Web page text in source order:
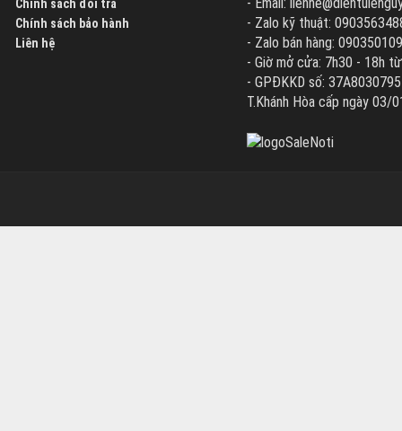
Chính sách đổi trả
Chính sách bảo hành
Liên hệ
- Zalo kỹ thuật:
- Zalo bán hàng:
- Giờ mở cửa: 7h30 - 18h
- GPĐKKD số:
T.Khánh Hòa cấp ngày 03/